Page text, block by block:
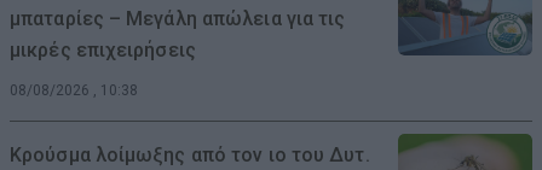
μπαταρίες – Μεγάλη απώλεια για τις
μικρές επιχειρήσεις
08/08/2026 , 10:38
Κρούσμα λοίμωξης από τον ιο του Δυτ.